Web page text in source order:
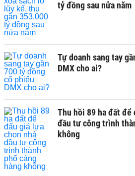
tỷ đồng sau nửa năm
Tự doanh sang tay
DMX cho ai?
Thu hồi 89 ha đất để
đầu tư công trình
không